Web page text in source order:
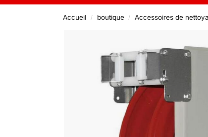
Accueil / boutique / Accessoires de